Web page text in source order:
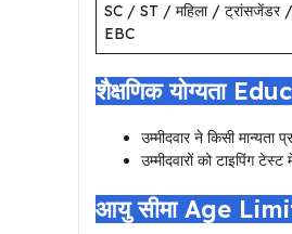
SC / ST / महिला /
EBC
शैक्षणिक योग्यता
उम्मीदवार ने किसी मान्यता
उम्मीदवारों को टाइपिंग
आयु सीमा Age